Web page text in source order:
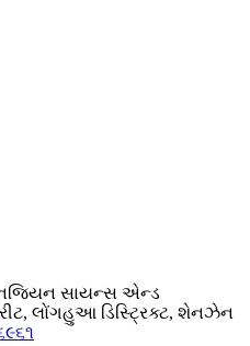
સાયન્સ એન્ડ
લોંગહુઆ ડિસ્ટ્રિક્ટ, શેનઝેન